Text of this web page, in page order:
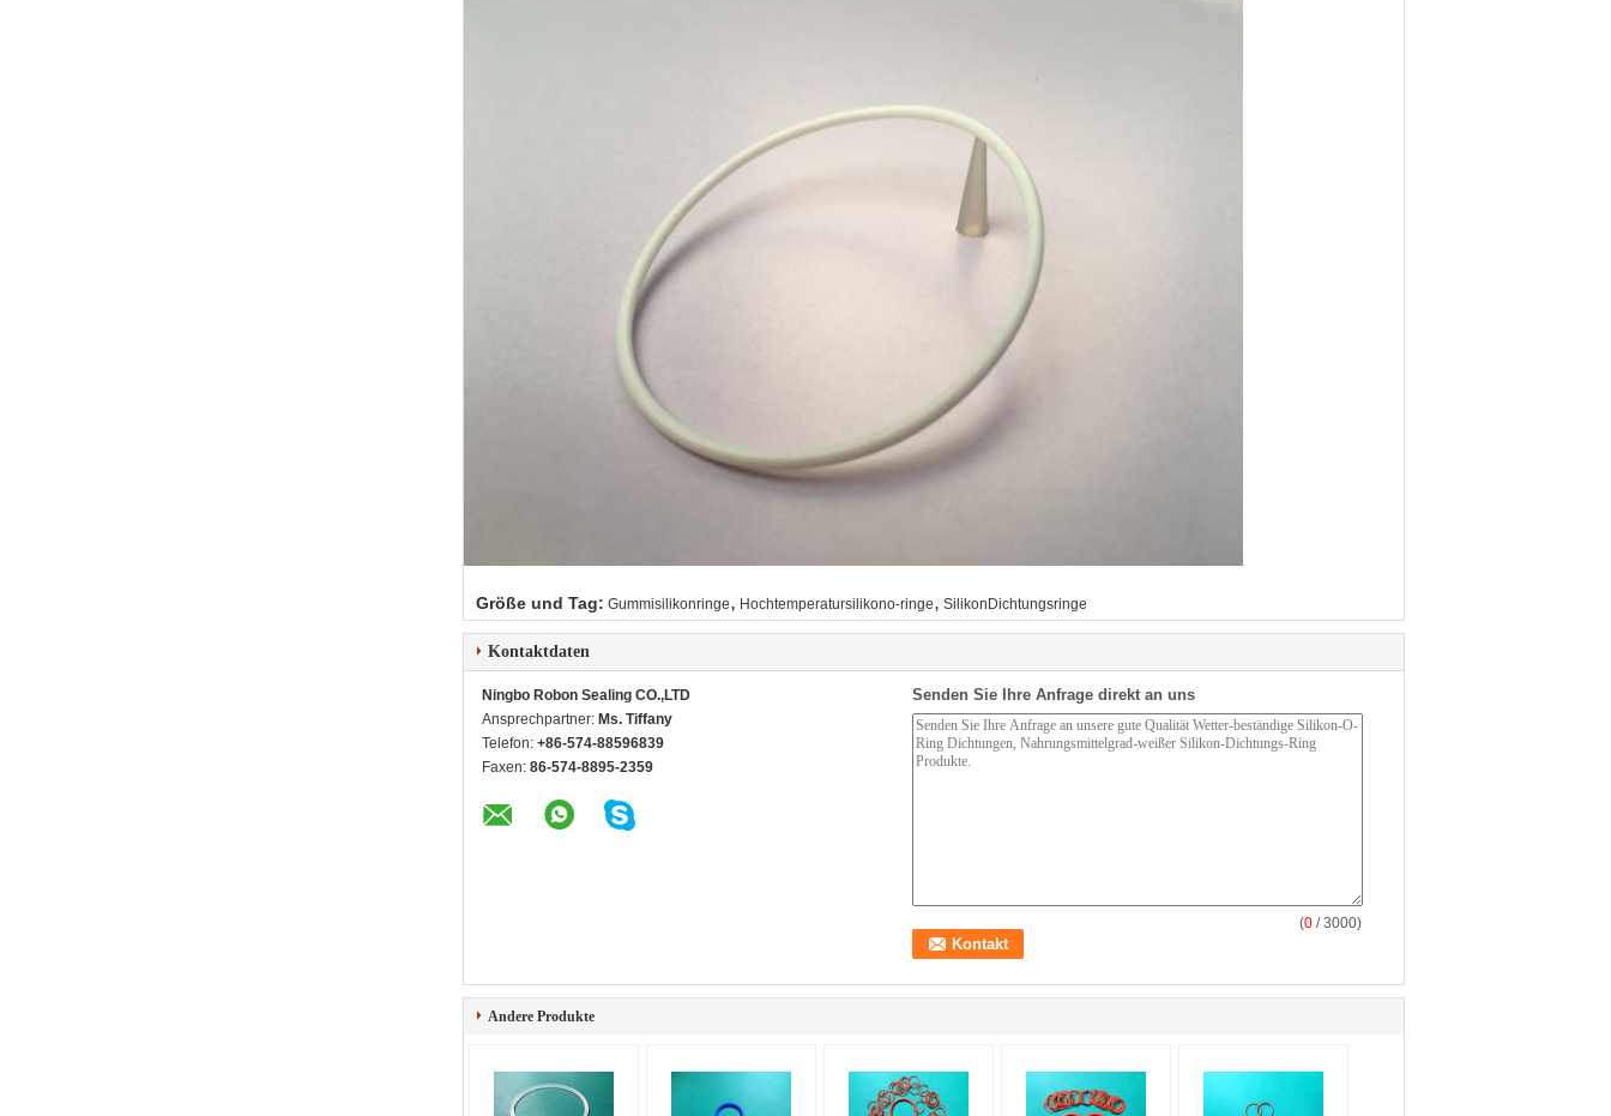
Größe und Tag: Gummisilikonringe, Hochtemperatursilikono-ringe, SilikonDichtungsringe
Kontaktdaten
Ningbo Robon Sealing CO.,LTD
Ansprechpartner: Ms. Tiffany
Telefon: +86-574-88596839
Faxen: 86-574-8895-2359
Senden Sie Ihre Anfrage direkt an uns
(0 / 3000)
Andere Produkte